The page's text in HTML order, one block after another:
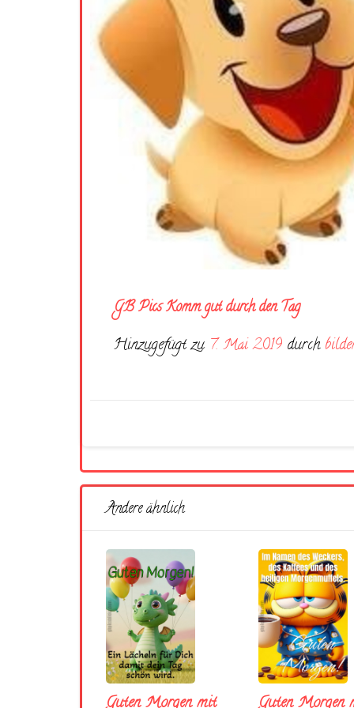
GB Pics Komm gut durch den Tag
Hinzugefügt zu 7. Mai 2019 durch
Andere ähnlich
Guten Morgen mit Guten Morgen